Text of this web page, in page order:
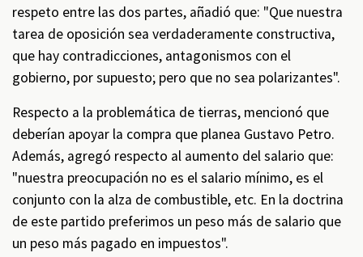
respeto entre las dos partes, añadió que: "Que nuestra
tarea de oposición sea verdaderamente constructiva,
que hay contradicciones, antagonismos con el
gobierno, por supuesto; pero que no sea polarizantes".
Respecto a la problemática de tierras, mencionó que
deberían apoyar la compra que planea Gustavo Petro.
Además, agregó respecto al aumento del salario que:
"nuestra preocupación no es el salario mínimo, es el
conjunto con la alza de combustible, etc. En la doctrina
de este partido preferimos un peso más de salario que
un peso más pagado en impuestos".